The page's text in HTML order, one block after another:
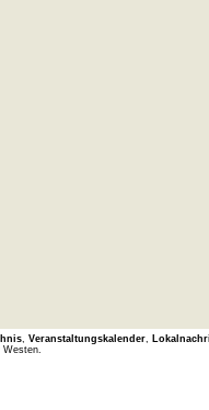
, Veranstaltungskalender,